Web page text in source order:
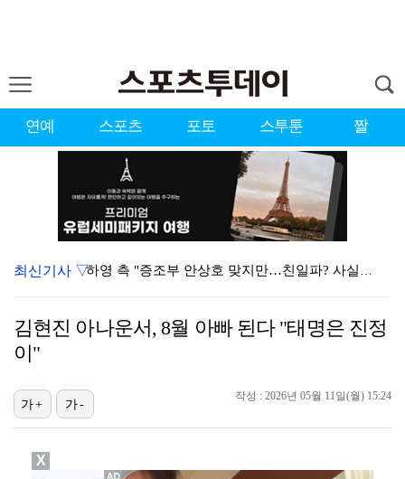
연예 스포츠 포토 스투툰 짤
하영 측 "증조부 안상호 맞지만…친일파? 사실무근" […
"스토킹 피해자" 황정민VS"2억대 손해배상" A 씨,…
김지원, 어린이병원에 1억원 쾌척 "'닥터X' 촬영 중…
기록적인 폭염에 멈췄던 KBO, 11일부터 순위 경쟁 …
최신기사 ▽
김현진 아나운서, 8월 아빠 된다 "태명은 진정
이"
작성 : 2026년 05월 11일(월) 15:24
가+ 가-
X